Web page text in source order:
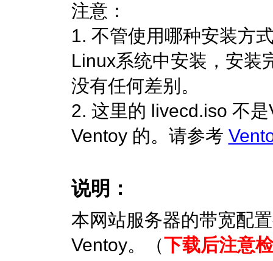
注意：
1. 不管使用哪种安装方
Linux系统中安装，安装
没有任何差别。
2. 这里的 livecd.iso 不
Ventoy 的。请参考
说明：
本网站服务器的带宽配
Ventoy。（下载后注意